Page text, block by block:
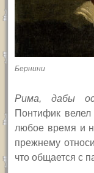
Бернини
Рима, дабы
Понтифик велел
любое время и
прежнему
что общается с